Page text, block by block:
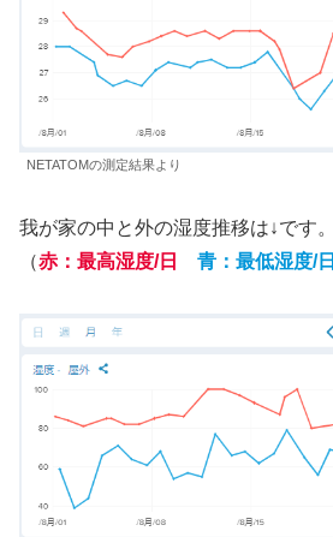
NETATOMの測定結果より
我が家の中と外の湿度推移は↓です。
（赤：最高湿度/日 青：最低湿度/日